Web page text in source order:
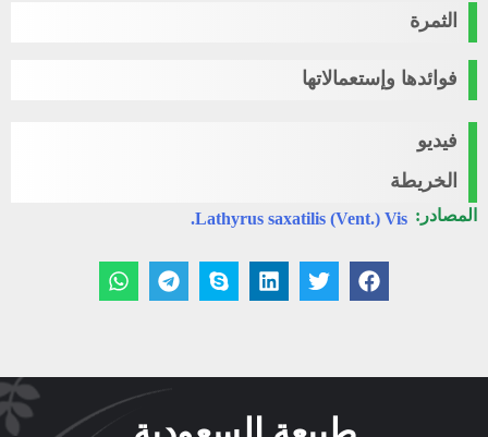
الثمرة
فوائدها وإستعمالاتها
فيديو
الخريطة
المصادر: Lathyrus saxatilis (Vent.) Vis.